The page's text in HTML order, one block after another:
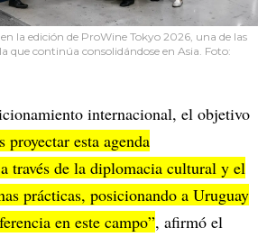
la edición de ProWine Tokyo 2026, una de las
que continúa consolidándose en Asia. Foto:
internacional, el objetivo
proyectar esta agenda
través de la diplomacia cultural y el
prácticas, posicionando a Uruguay
en este campo”, afirmó el